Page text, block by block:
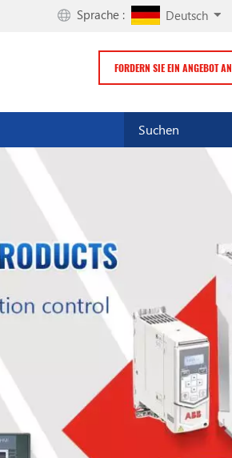
Sprache : Deutsch
FORDERN SIE EIN ANGEBOT AN